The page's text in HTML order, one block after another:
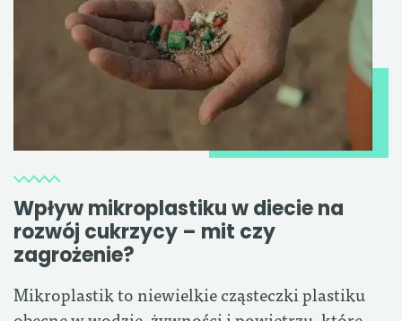
Wpływ mikroplastiku w diecie na
rozwój cukrzycy – mit czy
zagrożenie?
Mikroplastik to niewielkie cząsteczki plastiku